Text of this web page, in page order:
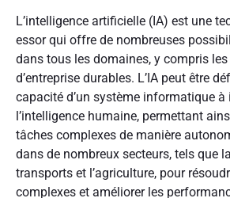
L’intelligence artificielle (IA) est une
essor qui offre de nombreuses
dans tous les domaines, y compris
d’entreprise durables. L’IA peut être
capacité d’un système informatique
l’intelligence humaine, permettant
tâches complexes de manière
dans de nombreux secteurs, tels que
transports et l’agriculture, pour
complexes et améliorer les